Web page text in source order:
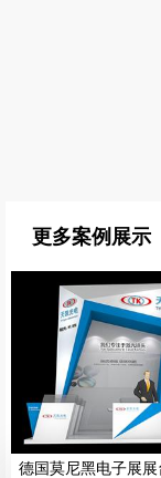
更多案例展示